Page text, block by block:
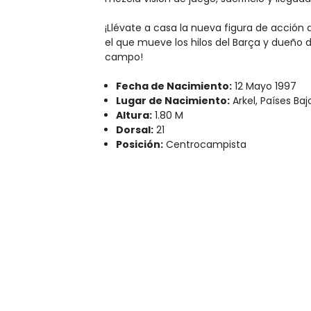
¡Llévate a casa la nueva figura de acción
el que mueve los hilos del Barça y dueño
campo!
Fecha de Nacimiento: 12 Mayo 1997
Lugar de Nacimiento: Arkel, Países
Altura: 1.80 M
Dorsal: 21
Posición: Centrocampista